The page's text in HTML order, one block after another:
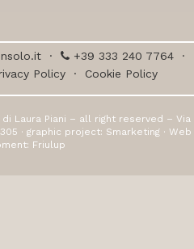
· +39 333 240 7764·
Policy · Cookie Policy
di Laura Piani – all right reserved – Via
· graphic project: Smarketing · Web
Friulup